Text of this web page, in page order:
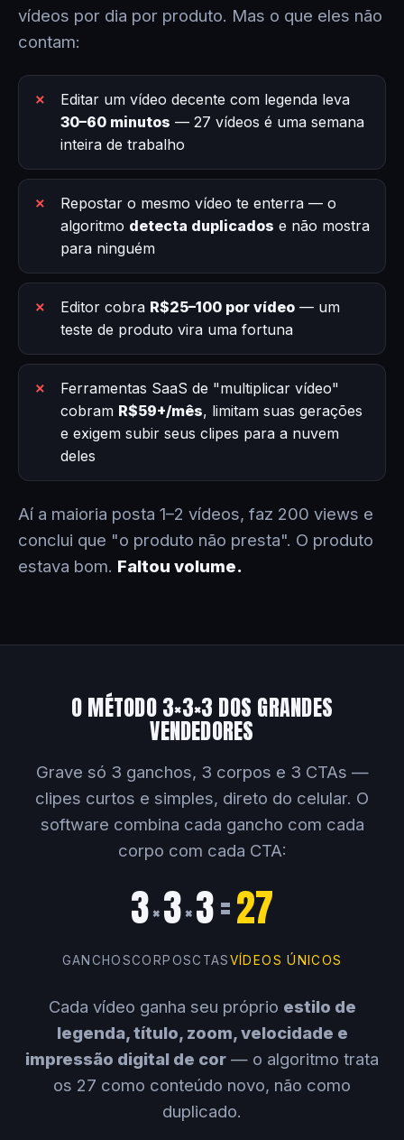
vídeos por dia por produto. Mas o que eles não
contam:
Editar um vídeo decente com legenda leva
30–60 minutos — 27 vídeos é uma semana
inteira de trabalho
Repostar o mesmo vídeo te enterra — o
algoritmo detecta duplicados e não mostra
para ninguém
Editor cobra R$25–100 por vídeo — um
teste de produto vira uma fortuna
Ferramentas SaaS de "multiplicar vídeo"
cobram R$59+/mês, limitam suas gerações
e exigem subir seus clipes para a nuvem
deles
Aí a maioria posta 1–2 vídeos, faz 200 views e
conclui que "o produto não presta". O produto
estava bom. Faltou volume.
O MÉTODO 3×3×3 DOS GRANDES
VENDEDORES
Grave só 3 ganchos, 3 corpos e 3 CTAs —
clipes curtos e simples, direto do celular. O
software combina cada gancho com cada
corpo com cada CTA:
3×3×3=27
GANCHOSCORPOSCTASVÍDEOS ÚNICOS
Cada vídeo ganha seu próprio estilo de
legenda, título, zoom, velocidade e
impressão digital de cor — o algoritmo trata
os 27 como conteúdo novo, não como
duplicado.